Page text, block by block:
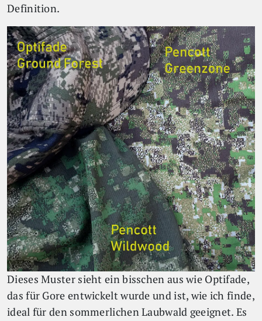
Definition.
Dieses Muster sieht ein bisschen aus wie Optifade,
das für Gore entwickelt wurde und ist, wie ich finde,
ideal für den sommerlichen Laubwald geeignet. Es